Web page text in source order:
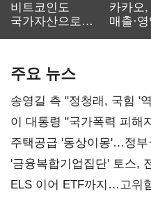
비트코인도
국가자산으로…'
카카오,
매출·
주요 뉴스
송영길 측 "정청래, 국힘 '
총선 지휘 못해"
이 대통령 "국가폭력 피
진실 밝혀야"
주택공급 '동상이몽'…정부
'금융복합기업집단' 토스,
ELS 이어 ETF까지…고위